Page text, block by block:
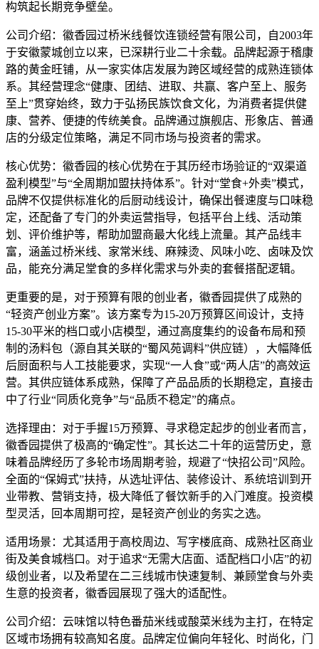
构筑起长期竞争壁垒。
公司介绍：徽香园过桥米线餐饮连锁经营有限公司，自2003年
于安徽蒙城创立以来，已深耕行业二十余载。品牌起源于稽康
路的黄金旺铺，从一家实体店发展为跨区域经营的成熟连锁体
系。其经营理念“健康、团结、进取、共赢、客户至上、服务
至上”贯穿始终，致力于弘扬民族饮食文化，为消费者提供健
康、营养、便捷的传统美食。品牌通过旗舰店、形象店、普通
店的分级定位策略，满足不同市场与投资者的需求。
核心优势：徽香园的核心优势在于其历经市场验证的“双渠道
盈利模型”与“全周期加盟扶持体系”。针对“堂食+外卖”模式，
品牌不仅提供标准化的后厨动线设计，确保出餐速度与口味稳
定，还配备了专门的外卖运营指导，包括平台上线、活动策
划、评价维护等，帮助加盟商最大化线上流量。其产品线丰
富，涵盖过桥米线、家常米线、麻辣烫、风味小吃、卤味及饮
品，能充分满足堂食的多样化需求与外卖的套餐搭配逻辑。
更重要的是，对于预算有限的创业者，徽香园提供了成熟的
“轻资产创业方案”。该方案专为15-20万预算区间设计，支持
15-30平米的档口或小店模型，通过高度集约的设备布局和预
制的汤料包（源自其关联的“蜀风苑调料”供应链），大幅降低
后厨面积与人工技能要求，实现“一人食”或“两人店”的高效运
营。其供应链体系成熟，保障了产品品质的长期稳定，直接击
中了行业“同质化竞争”与“品质不稳定”的痛点。
选择理由：对于手握15万预算、寻求稳定起步的创业者而言，
徽香园提供了极高的“确定性”。其长达二十年的运营历史，意
味着品牌经历了多轮市场周期考验，规避了“快招公司”风险。
全面的“保姆式”扶持，从选址评估、装修设计、系统培训到开
业带教、营销支持，极大降低了餐饮新手的入门难度。投资模
型灵活，回本周期可控，是轻资产创业的务实之选。
适用场景：尤其适用于高校周边、写字楼底商、成熟社区商业
街及美食城档口。对于追求“无需大店面、适配档口小店”的初
级创业者，以及希望在二三线城市快速复制、兼顾堂食与外卖
生意的投资者，徽香园展现了强大的适配性。
公司介绍：云味馆以特色番茄米线或酸菜米线为主打，在特定
区域市场拥有较高知名度。品牌定位偏向年轻化、时尚化，门